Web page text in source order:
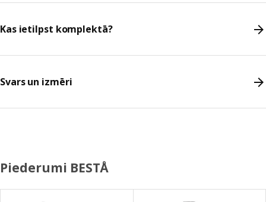
Kas ietilpst komplektā?
Svars un izmēri
Piederumi BESTÅ